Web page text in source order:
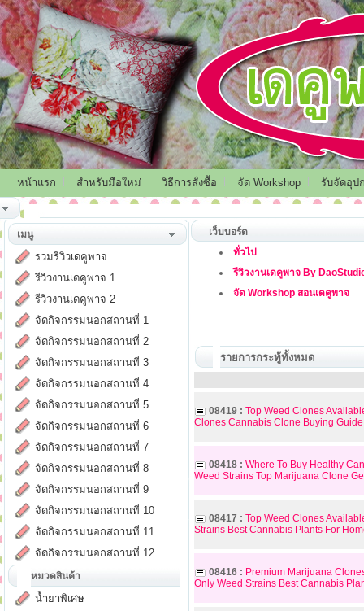
หน้าแรก สำหรับมือใหม่ วิธีการสั่งซื้อ จัด Workshop รับจัดอุป
เมนู
รวมรีวิวเดคูพาจ
รีวิวงานเดคูพาจ 1
รีวิวงานเดคูพาจ 2
จัดกิจกรรมนอกสถานที่ 1
จัดกิจกรรมนอกสถานที่ 2
จัดกิจกรรมนอกสถานที่ 3
จัดกิจกรรมนอกสถานที่ 4
จัดกิจกรรมนอกสถานที่ 5
จัดกิจกรรมนอกสถานที่ 6
จัดกิจกรรมนอกสถานที่ 7
จัดกิจกรรมนอกสถานที่ 8
จัดกิจกรรมนอกสถานที่ 9
จัดกิจกรรมนอกสถานที่ 10
จัดกิจกรรมนอกสถานที่ 11
จัดกิจกรรมนอกสถานที่ 12
หมวดสินค้า
น้ำยาพิเศษ
เว็บบอร์ด
ทั่วไป
รีวิวงานเดคูพาจ By
จัด Workshop สอนเดคูพาจ
รายการกระทู้ทั้งหมด
08419 : Top Weed Clones
Clones Cannabis Clone Buying
08418 : Where To Buy Healthy
Weed Strains Top Marijuana Clone
08417 : Top Weed Clones
Strains Best Cannabis Plants For
08416 : Premium Marijuana
Only Weed Strains Best Cannabis